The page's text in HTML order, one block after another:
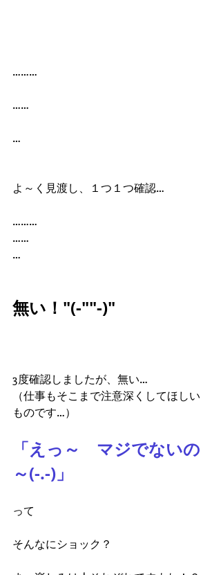
………
……
…
よ～く見渡し、１つ１つ確認…
………
……
…
無い！"(-""-)"
3度確認しましたが、無い…
（仕事もそこまで注意深くしてほしい
ものです…）
「えっ～　マジでないの
～(-.-)」
って
そんなにショック？